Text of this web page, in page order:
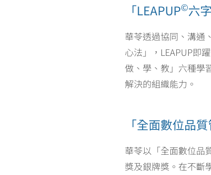
「LEAPUP©六
華苓透過協同、溝通
心法」，LEAPUP即
做、學、教」六種學
解決的組織能力。
「全面數位品
華苓以「全面數位品
獎及銀牌獎。在不斷